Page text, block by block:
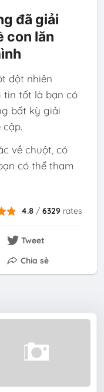
đã giải
con lăn
đột nhiên
tin tốt là bạn có
bất kỳ giải
về chuột, có
có thể tham
4.8 /6329 rates
Tweet
Chia sẻ